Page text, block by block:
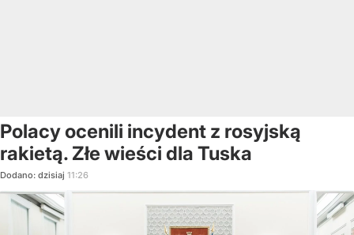
Polacy ocenili incydent z rosyjską
rakietą. Złe wieści dla Tuska
Dodano: dzisiaj 11:26